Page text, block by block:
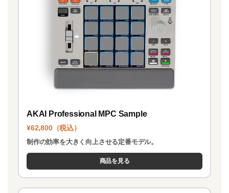
AKAI Professional MPC Sample
¥62,800（税込）
制作の効率を大きく向上させる定番モデル。
商品を見る